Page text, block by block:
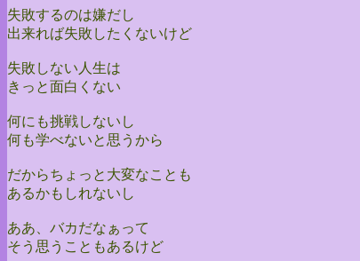
失敗するのは嫌だし
出来れば失敗したくないけど
失敗しない人生は
きっと面白くない
何にも挑戦しないし
何も学べないと思うから
だからちょっと大変なことも
あるかもしれないし
ああ、バカだなぁって
そう思うこともあるけど